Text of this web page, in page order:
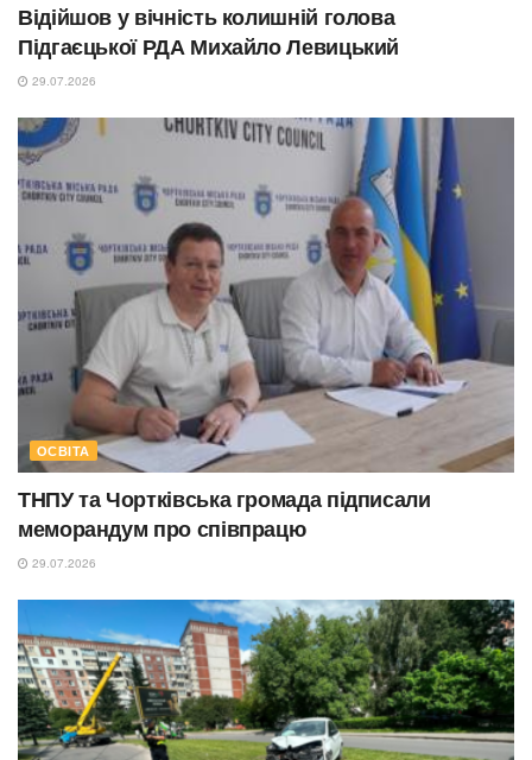
Відійшов у вічність колишній голова
Підгаєцької РДА Михайло Левицький
29.07.2026
ОСВІТА
ТНПУ та Чортківська громада підписали
меморандум про співпрацю
29.07.2026